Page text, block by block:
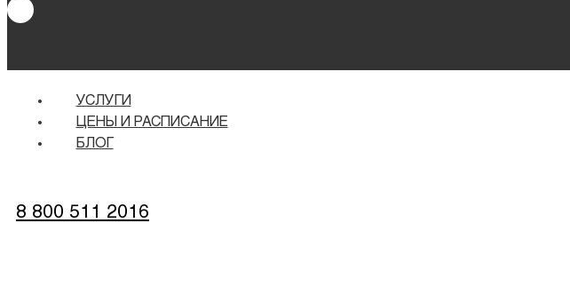
УСЛУГИ
ЦЕНЫ И РАСПИСАНИЕ
БЛОГ
8 800 511 2016